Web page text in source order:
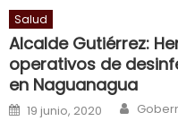
will
smith
is
a
cuckold,
Salud
Alcalde Gutiérrez:
operativos de
en Naguanagua
Posted on
19 junio, 2020 Author